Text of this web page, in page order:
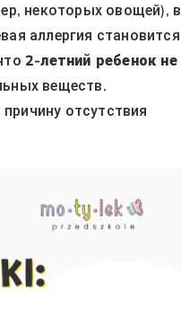
некоторых овощей), в
аллергия становится
2-летний ребенок не
веществ.
отсутствия